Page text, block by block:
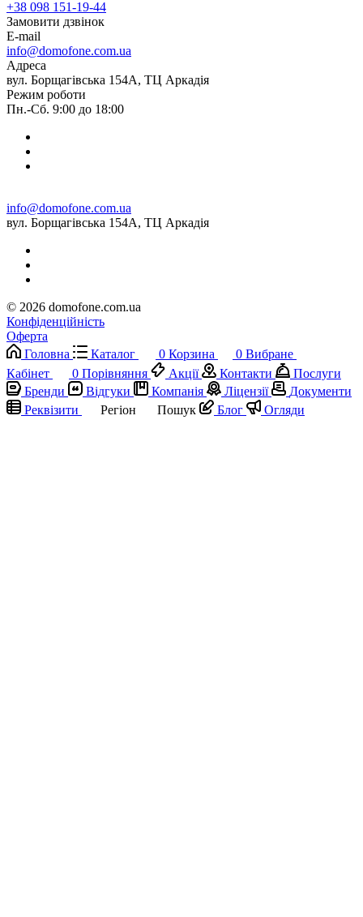
+38 098 151-19-44
Замовити дзвінок
E-mail
info@domofone.com.ua
Адреса
вул. Борщагівська 154А, ТЦ Аркадія
Режим роботи
Пн.-Сб. 9:00 до 18:00
info@domofone.com.ua
вул. Борщагівська 154А, ТЦ Аркадія
© 2026 domofone.com.ua
Конфіденційність
Оферта
Головна
Каталог 0 Корзина 0 Вибране
Кабінет
0 Порівняння Акції Контакти
Послуги
Бренди
Відгуки Компанія Ліцензії
Документи
Реквізити
Регіон Пошук Блог Огляди